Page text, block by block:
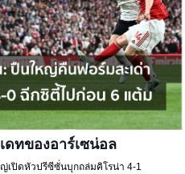
ดทของอาร์เซน่อล
เปิดหัวปรีซีซั่นบุกถล่มคิโรน่า 4-1